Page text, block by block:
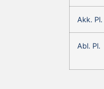
Akk. Pl.
Abl. Pl.